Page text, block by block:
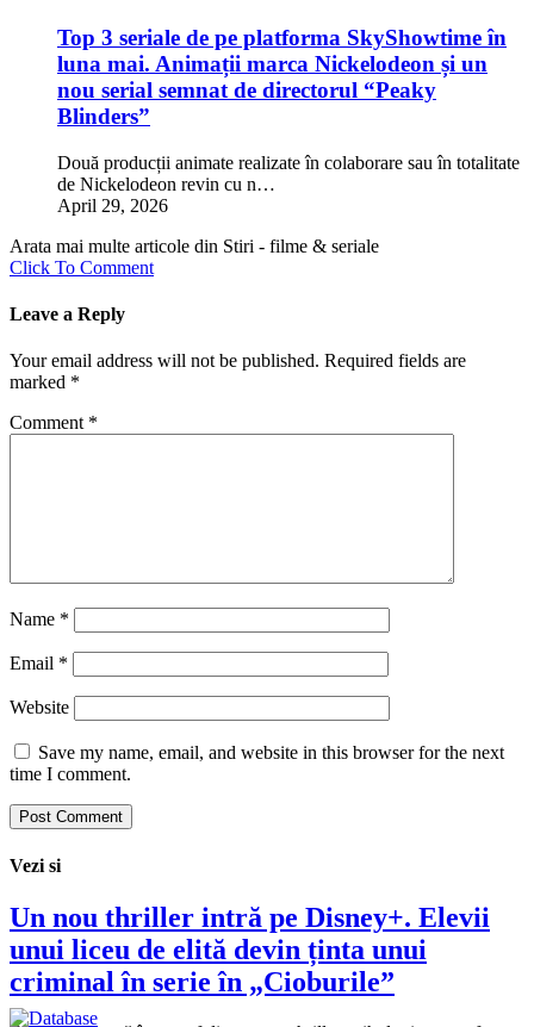
Top 3 seriale de pe platforma SkyShowtime în
luna mai. Animații marca Nickelodeon și un
nou serial semnat de directorul “Peaky
Blinders”
Două producții animate realizate în colaborare sau în totalitate
de Nickelodeon revin cu n…
April 29, 2026
Arata mai multe articole din Stiri - filme & seriale
Click To Comment
Leave a Reply
Your email address will not be published. Required fields are
marked *
Comment *
Name *
Email *
Website
Save my name, email, and website in this browser for the next
time I comment.
Vezi si
Un nou thriller intră pe Disney+. Elevii
unui liceu de elită devin ținta unui
criminal în serie în „Cioburile”